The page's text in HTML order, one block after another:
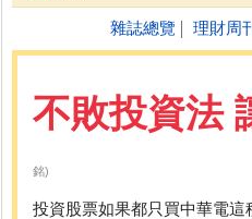
雜誌總覽 理財周
不敗投資法
銘)
投資股票如果都只買中華電